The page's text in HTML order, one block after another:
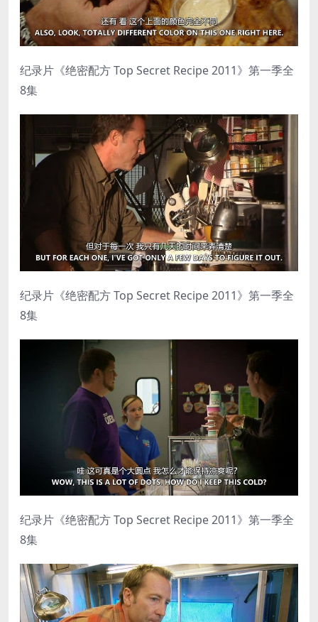
纪录片《绝密配方 Top Secret Recipe 2011》第一季全
8集
纪录片《绝密配方 Top Secret Recipe 2011》第一季全
8集
纪录片《绝密配方 Top Secret Recipe 2011》第一季全
8集